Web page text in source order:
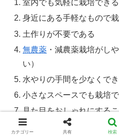
室内でも気軽に栽培できる
身近にある手軽なもので
土作りが不要である
無農薬 ・減農薬栽培がし
い）
水やりの手間を少なくで
小さなスペースでも栽培
見た目をおしゃれにする
楽しむことができる
カテゴリー 共有 検索